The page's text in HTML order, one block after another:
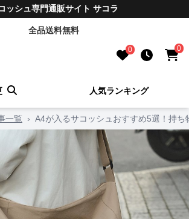
ッシュ専門通販サイト サコラ
全品送料無料
0 0
人気ランキング
一覧 › A4が入るサコッシュおすすめ5選！持